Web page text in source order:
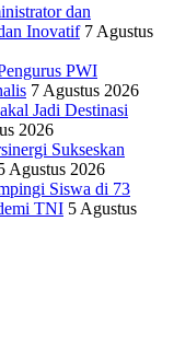
dan
Inovatif 7 Agustus
PWI
7 Agustus 2026
Jadi Destinasi
2026
Sukseskan
Agustus 2026
Siswa di 73
TNI 5 Agustus